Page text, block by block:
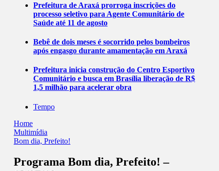
Prefeitura de Araxá prorroga inscrições do
processo seletivo para Agente Comunitário de
Saúde até 11 de agosto
Bebê de dois meses é socorrido pelos bombeiros
após engasgo durante amamentação em Araxá
Prefeitura inicia construção do Centro Esportivo
Comunitário e busca em Brasília liberação de R$
1,5 milhão para acelerar obra
Tempo
Home
Multimídia
Bom dia, Prefeito!
Programa Bom dia, Prefeito! –